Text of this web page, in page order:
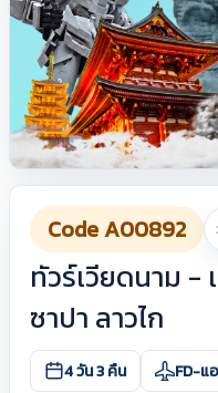
Code A00892
ทัวร์เวียดนาม -
ซาปา ลาวไก
4 วัน 3 คืน FD-แ